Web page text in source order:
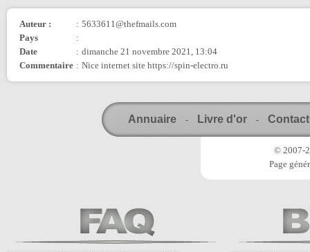
Auteur : : 5633611@thefmails.com
Pays
:
Date
: dimanche 21 novembre 2021, 13:04
Commentaire : Nice internet site https://spin-electro.ru
Annuaire - Livre d'or - Contact
© 2007-
Page